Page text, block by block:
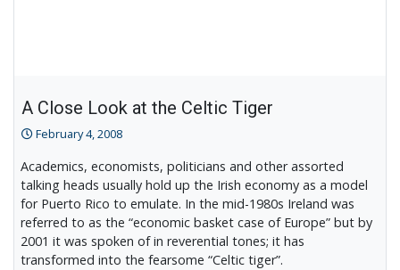
A Close Look at the Celtic Tiger
February 4, 2008
Academics, economists, politicians and other assorted
talking heads usually hold up the Irish economy as a model
for Puerto Rico to emulate. In the mid-1980s Ireland was
referred to as the “economic basket case of Europe” but by
2001 it was spoken of in reverential tones; it has
transformed into the fearsome “Celtic tiger”.